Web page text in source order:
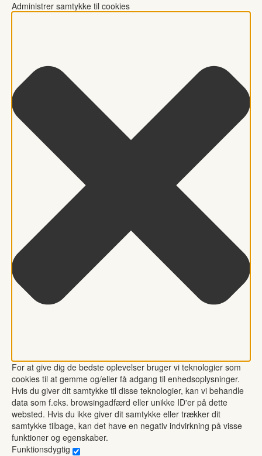
Administrer samtykke til cookies
For at give dig de bedste oplevelser bruger vi teknologier som
cookies til at gemme og/eller få adgang til enhedsoplysninger.
Hvis du giver dit samtykke til disse teknologier, kan vi behandle
data som f.eks. browsingadfærd eller unikke ID'er på dette
websted. Hvis du ikke giver dit samtykke eller trækker dit
samtykke tilbage, kan det have en negativ indvirkning på visse
funktioner og egenskaber.
Funktionsdygtig